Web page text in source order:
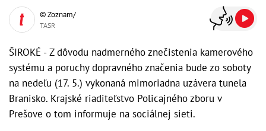
© Zoznam/
TASR
ŠIROKÉ - Z dôvodu nadmerného znečistenia kamerového
systému a poruchy dopravného značenia bude zo soboty
na nedeľu (17. 5.) vykonaná mimoriadna uzávera tunela
Branisko. Krajské riaditeľstvo Policajného zboru v
Prešove o tom informuje na sociálnej sieti.